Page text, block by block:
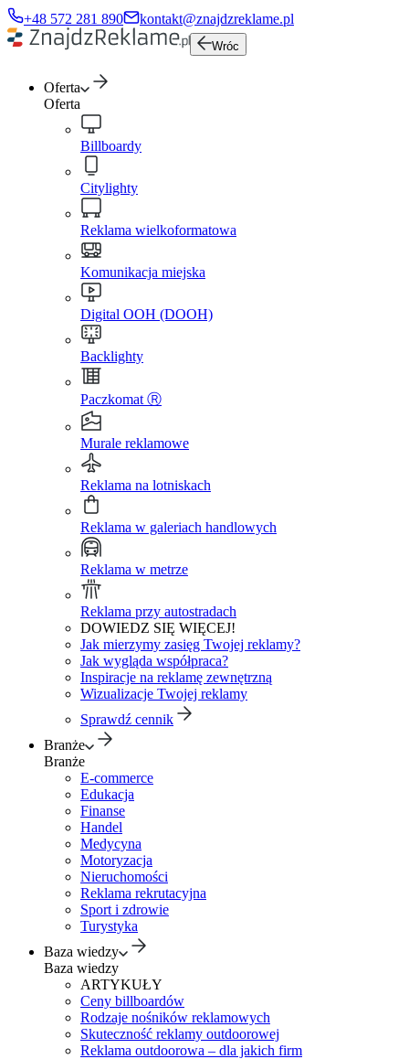
+48 572 281 890 kontakt@znajdzreklame.pl
Wróc
Oferta
Oferta
Billboardy
Citylighty
Reklama wielkoformatowa
Komunikacja miejska
Digital OOH (DOOH)
Backlighty
Paczkomat Ⓡ
Murale reklamowe
Reklama na lotniskach
Reklama w galeriach handlowych
Reklama w metrze
Reklama przy autostradach
DOWIEDZ SIĘ WIĘCEJ!
Jak mierzymy zasięg Twojej reklamy?
Jak wygląda współpraca?
Inspiracje na reklamę zewnętrzną
Wizualizacje Twojej reklamy
Sprawdź cennik
Branże
Branże
E-commerce
Edukacja
Finanse
Handel
Medycyna
Motoryzacja
Nieruchomości
Reklama rekrutacyjna
Sport i zdrowie
Turystyka
Baza wiedzy
Baza wiedzy
ARTYKUŁY
Ceny billboardów
Rodzaje nośników reklamowych
Skuteczność reklamy outdoorowej
Reklama outdoorowa – dla jakich firm